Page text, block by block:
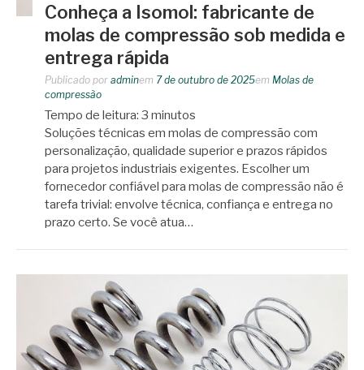
Conheça a Isomol: fabricante de
molas de compressão sob medida e
entrega rápida
Publicado por adminem 7 de outubro de 2025em Molas de
compressão
Tempo de leitura: 3 minutos
Soluções técnicas em molas de compressão com
personalização, qualidade superior e prazos rápidos
para projetos industriais exigentes. Escolher um
fornecedor confiável para molas de compressão não é
tarefa trivial: envolve técnica, confiança e entrega no
prazo certo. Se você atua…